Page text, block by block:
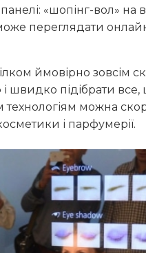
«шопінг-вол»
переглядати
ймовірно зовсім
підібрати все,
можна
і парфумерії.